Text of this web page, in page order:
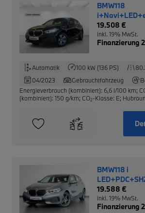
BMW118
19.508 €
inkl. 19% MwSt.
Finanzierung
Automatik 100 kW (136 PS)
04/2023
Gebrauchtfahrzeug
Energieverbrauch (kombiniert): 6,6 l/100 km;
(kombiniert): 150 g/km; CO2-Klasse: E;
BMW118 i
19.588 €
inkl. 19% MwSt.
Finanzierung